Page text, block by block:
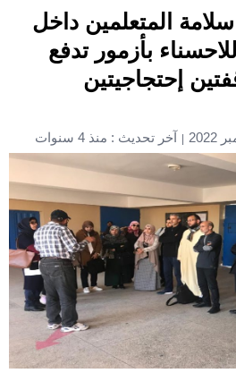
سلامة المتعلمين داخل
للاحسناء بأزمور تدفع
إحتجاجيتين
آخر تحديث : منذ 4 سنوات